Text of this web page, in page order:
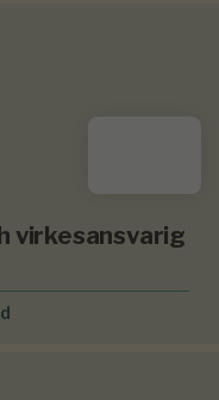
virkesansvarig